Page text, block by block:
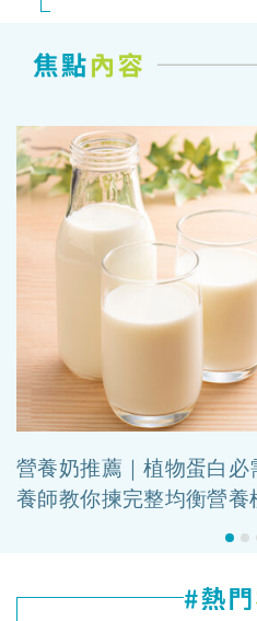
營養奶推薦｜植物蛋白
養師教你揀完整均衡營養